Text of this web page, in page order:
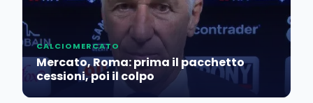
CALCIOMERCATO
Mercato, Roma: prima il pacchetto
cessioni, poi il colpo